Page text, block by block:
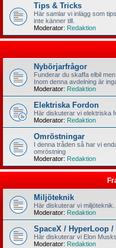
Tips & Tricks
Här samlar vi inlägg som
inte känner till.
Moderator: Redaktion
Nybörjarfrågor
Funderar du skaffa elbil
Inom denna avdelning är
Moderator: Redaktion
Elektriska Fordon
Här diskuterar vi elektriska
Moderator: Redaktion
Omröstningar
I denna tråden så har vi
omröstning
Moderator: Redaktion
Miljöteknik
Här diskuterar vi miljöteknik.
Moderator: Redaktion
SpaceX / HyperLoop
Här diskuterar vi Elon
Moderator: Redaktion